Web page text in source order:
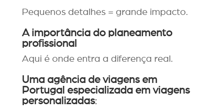
Pequenos detalhes = grande impacto.
A importância do planeamento
profissional
Aqui é onde entra a diferença real.
Uma agência de viagens em
Portugal especializada em viagens
personalizadas: